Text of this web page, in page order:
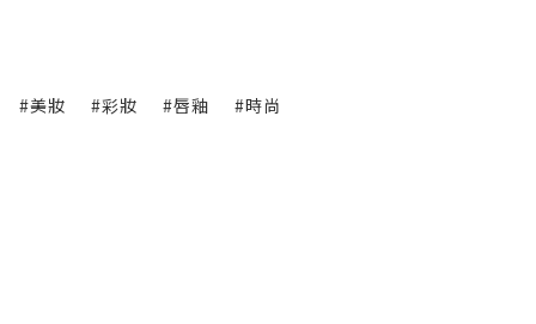
#美妝 #彩妝 #唇釉 #時尚